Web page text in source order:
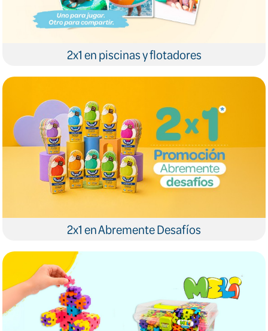
2x1 en piscinas y flotadores
2x1 en Abremente Desafíos